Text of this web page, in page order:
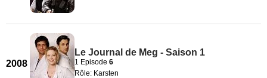
2008
Le Journal de Meg - Saison 1
1 Episode 6
Rôle: Karsten